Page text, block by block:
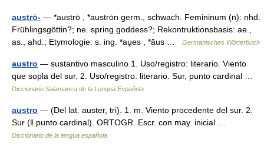
austrō- — *austrō , *austrōn germ., schwach. Femininum (n): nhd.
Frühlingsgöttin?; ne. spring goddess?; Rekontruktionsbasis: ae.,
as., ahd.; Etymologie: s. ing. *au̯es , *ā̆us …
Germanisches Wörterbuch
austro — sustantivo masculino 1. Uso/registro: literario. Viento
que sopla del sur. 2. Uso/registro: literario. Sur, punto cardinal …
Diccionario Salamanca de la Lengua Española
austro — (Del lat. auster, tri). 1. m. Viento procedente del sur. 2.
Sur (ǁ punto cardinal). ORTOGR. Escr. con may. inicial …
Diccionario de la lengua española